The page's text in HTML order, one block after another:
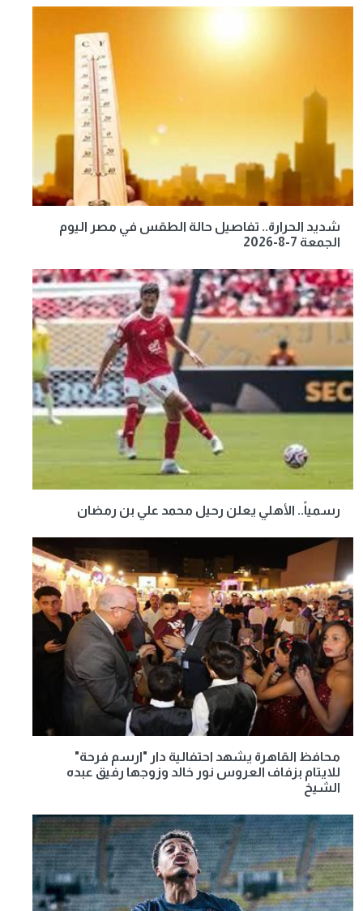
شديد الحرارة.. تفاصيل حالة الطقس في مصر اليوم
الجمعة 7-8-2026
رسمياً.. الأهلي يعلن رحيل محمد علي بن رمضان
محافظ القاهرة يشهد احتفالية دار "ارسم فرحة"
للايتام بزفاف العروس نور خالد وزوجها رفيق عبده
الشيخ